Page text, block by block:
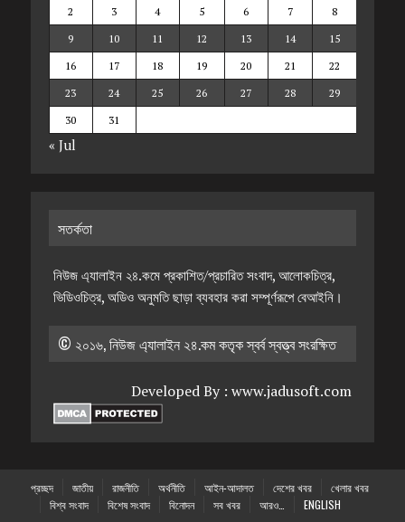
2
3 4 5 6 7
8
9
10 11 12 13 14
15
16
17 18 19 20 21
22
23
24 25 26 27 28
29
30
31
« Jul
সতর্কতা
নিউজ এ্যালাইন ২৪.কমে প্রকাশিত/প্রচারিত সংবাদ, আলোকচিত্র,
ভিডিওচিত্র, অডিও অনুমতি ছাড়া ব্যবহার করা সম্পূর্ণরূপে বেআইনি।
© ২০১৬, নিউজ এ্যালাইন ২৪.কম কতৃক স্বর্ব স্বত্ত্ব সংরক্ষিত
Developed By :www.jadusoft.com
প্রচ্ছদ জাতীয় রাজনীতি অর্থনীতি আইন-আদালত দেশের খবর
খেলার খবর
বিশ্ব সংবাদ
বিশেষ সংবাদ বিনোদন সব খবর আরও… ENGLISH